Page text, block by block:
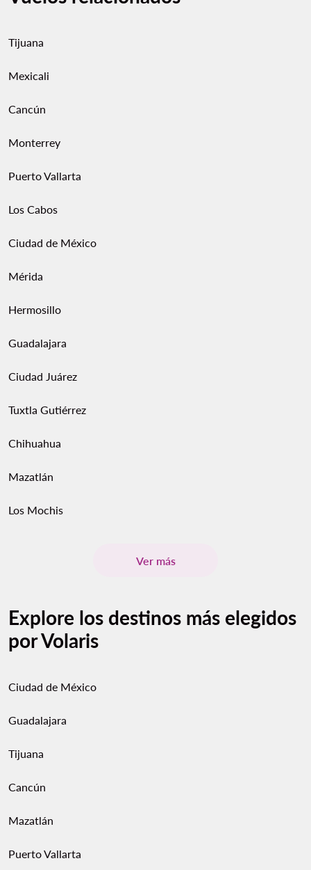
Tijuana
Mexicali
Cancún
Monterrey
Puerto Vallarta
Los Cabos
Ciudad de México
Mérida
Hermosillo
Guadalajara
Ciudad Juárez
Tuxtla Gutiérrez
Chihuahua
Mazatlán
Los Mochis
Ver más
Explore los destinos más elegidos
por Volaris
Ciudad de México
Guadalajara
Tijuana
Cancún
Mazatlán
Puerto Vallarta